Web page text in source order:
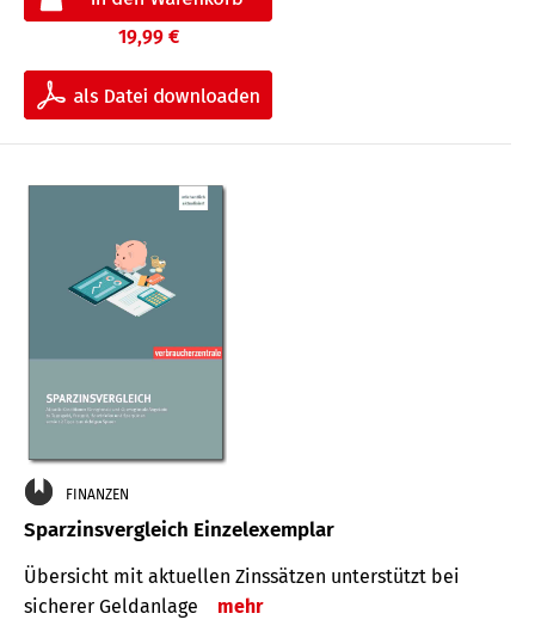
19,99 €
FINANZEN
Sparzinsvergleich Einzelexemplar
Übersicht mit aktuellen Zinssätzen unterstützt bei
sicherer Geldanlage
mehr